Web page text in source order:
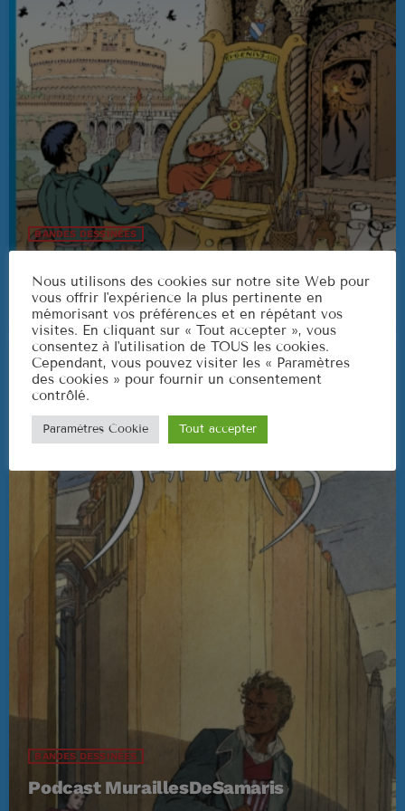
ELVIS PRESLEY
LISTE COMPLÈTE
US Top 1960
1 Are You Lonesome Tonight?
ELVIS PRESLEY
2 It's Now or Never
ELVIS PRESLEY
3 ROCCO GRANATA
LISTE COMPLÈTE
BANDES DESSINÉES
today 26/06/2026 5
BANDES DESSINÉES
Podcast MuraillesDeSamaris
Nous utilisons des cookies sur notre site Web pour
vous offrir l'expérience la plus pertinente en
mémorisant vos préférences et en répétant vos
visites. En cliquant sur « Tout accepter », vous
consentez à l'utilisation de TOUS les cookies.
Cependant, vous pouvez visiter les « Paramètres
des cookies » pour fournir un consentement
contrôlé.
Paramètres Cookie Tout accepter